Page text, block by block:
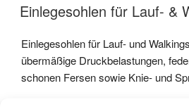
Einlegesohlen für Lauf- &
Einlegesohlen für Lauf- und
übermäßige Druckbelastungen,
schonen Fersen sowie Knie- und